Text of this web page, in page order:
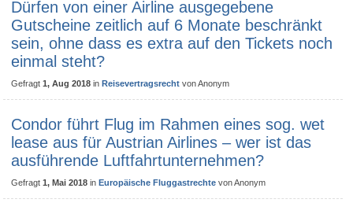
Dürfen von einer Airline ausgegebene
Gutscheine zeitlich auf 6 Monate beschränkt
sein, ohne dass es extra auf den Tickets noch
einmal steht?
Gefragt 1, Aug 2018 inReisevertragsrecht vonAnonym
Condor führt Flug im Rahmen eines sog. wet
lease aus für Austrian Airlines – wer ist das
ausführende Luftfahrtunternehmen?
Gefragt 1, Mai 2018 in Europäische Fluggastrechte vonAnonym